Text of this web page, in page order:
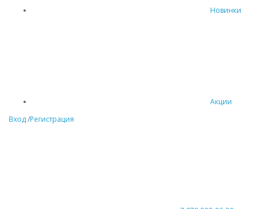
Новинки
Акции
Вход/Регистрация